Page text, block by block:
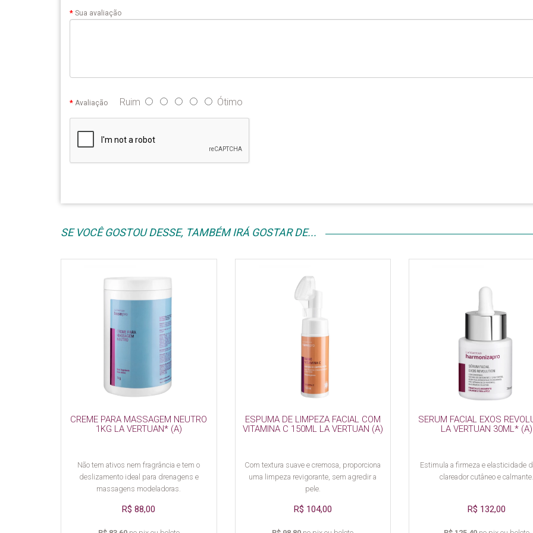
Sua avaliação
Avaliação Ruim Ótimo
SE VOCÊ GOSTOU DESSE, TAMBÉM IRÁ GOSTAR DE...
CREME PARA MASSAGEM NEUTRO
1KG LA VERTUAN* (A)
Não tem ativos nem fragrância e tem o
deslizamento ideal para drenagens e
massagens modeladoras.
R$ 88,00
ESPUMA DE LIMPEZA FACIAL COM
VITAMINA C 150ML LA VERTUAN (A)
Com textura suave e cremosa, proporciona
uma limpeza revigorante, sem agredir a
pele.
R$ 104,00
SERUM FACIAL EXOS
LA VERTUAN 30ML* (A)
Estimula a firmeza e elasticidade
clareador cutâneo e calmante.
R$ 132,00